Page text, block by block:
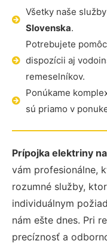
Všetky naše
Slovenska.
Potrebujete
dispozícii aj
remeselníkov.
Ponúkame
sú priamo v
Prípojka elektriny
vám profesionálne,
rozumné služby,
individuálnym
nám ešte dnes. Pri
precíznosť a